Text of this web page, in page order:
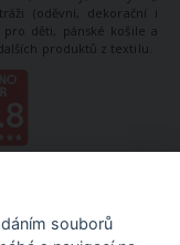
(oděvní, dekorační i
děti, pánské košile a
produktů z textilu.
souborů